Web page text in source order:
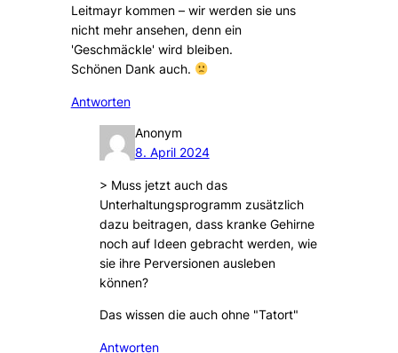
Leitmayr kommen – wir werden sie uns
nicht mehr ansehen, denn ein
'Geschmäckle' wird bleiben.
Schönen Dank auch.
Antworten
Anonym
8. April 2024
> Muss jetzt auch das
Unterhaltungsprogramm zusätzlich
dazu beitragen, dass kranke Gehirne
noch auf Ideen gebracht werden, wie
sie ihre Perversionen ausleben
können?
Das wissen die auch ohne "Tatort"
Antworten